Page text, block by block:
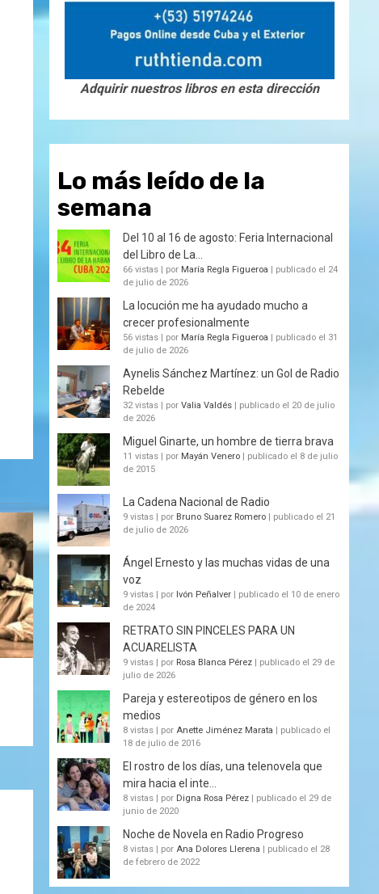
Adquirir nuestros libros en esta dirección
Lo más leído de la
semana
Del 10 al 16 de agosto: Feria Internacional
del Libro de La...
66 vistas | por María Regla Figueroa | publicado el 24
de julio de 2026
La locución me ha ayudado mucho a
crecer profesionalmente
56 vistas | por María Regla Figueroa | publicado el 31
de julio de 2026
Aynelis Sánchez Martínez: un Gol de Radio
Rebelde
32 vistas | por Valia Valdés | publicado el 20 de julio
de 2026
Miguel Ginarte, un hombre de tierra brava
11 vistas | por Mayán Venero | publicado el 8 de julio
de 2015
La Cadena Nacional de Radio
9 vistas | por Bruno Suarez Romero | publicado el 21
de julio de 2026
Ángel Ernesto y las muchas vidas de una
voz
9 vistas | por Ivón Peñalver | publicado el 10 de enero
de 2024
RETRATO SIN PINCELES PARA UN
ACUARELISTA
9 vistas | por Rosa Blanca Pérez | publicado el 29 de
julio de 2026
Pareja y estereotipos de género en los
medios
8 vistas | por Anette Jiménez Marata | publicado el
18 de julio de 2016
El rostro de los días, una telenovela que
mira hacia el inte...
8 vistas | por Digna Rosa Pérez | publicado el 29 de
junio de 2020
Noche de Novela en Radio Progreso
8 vistas | por Ana Dolores Llerena | publicado el 28
de febrero de 2022